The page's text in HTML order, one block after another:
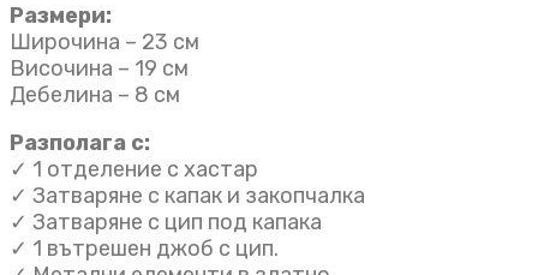
Размери:
Широчина – 23 см
Височина – 19 см
Дебелина – 8 см
Разполага с:
✓ 1 отделение с хастар
✓ Затваряне с капак и закопчалка
✓ Затваряне с цип под капака
✓ 1 вътрешен джоб с цип.